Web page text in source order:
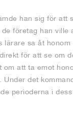
han sig för att
företag han ville
sa åt honom
direkt för att se om
att ta emot
det
perioderna i dess